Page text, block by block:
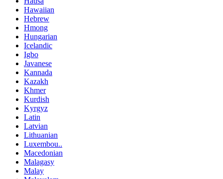
Hawaiian
Hebrew
Hmong
Hungarian
Icelandic
Igbo
Javanese
Kannada
Kazakh
Khmer
Kurdish
Kyrgyz
Latin
Latvian
Lithuanian
Luxembou..
Macedonian
Malagasy
Malay